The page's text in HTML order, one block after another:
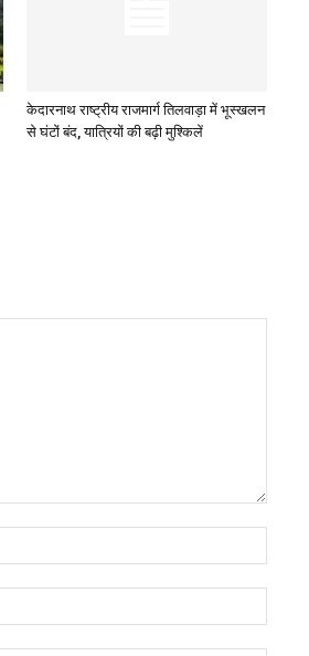
केदारनाथ राष्ट्रीय राजमार्ग तिलवाड़ा में भूस्खलन
से घंटों बंद, यात्रियों की बढ़ी मुश्किलें